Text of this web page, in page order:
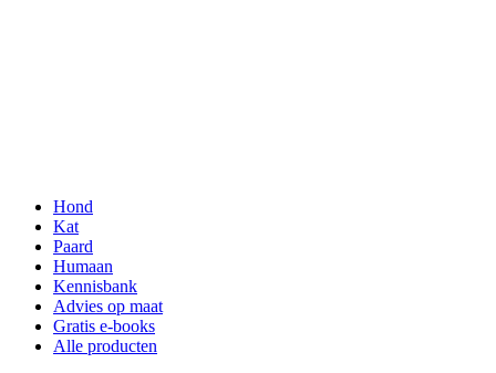
Hond
Kat
Paard
Humaan
Kennisbank
Advies op maat
Gratis e-books
Alle producten